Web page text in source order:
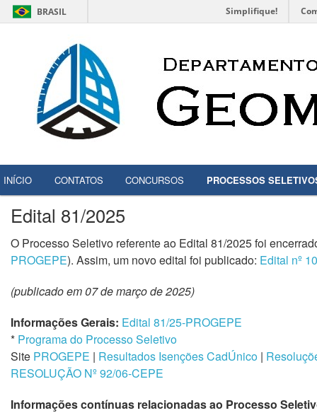
BRASIL Simplifique!
INÍCIO CONTATOS CONCURSOS PROCESSOS
Edital 81/2025
O Processo Seletivo referente ao Edital 81/2025 foi
PROGEPE). Assim, um novo edital foi publicado: Edital nº
(publicado em 07 de março de 2025)
Informações Gerais: Edital 81/25-PROGEPE
* Programa do Processo Seletivo
Site PROGEPE | Resultados Isenções CadÚnico |
RESOLUÇÃO Nº 92/06-CEPE
Informações contínuas relacionadas ao Processo